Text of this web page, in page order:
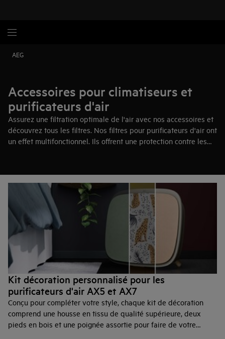
AEG
Accessoires pour climatiseurs et
purificateurs d'air
Assurez une filtration optimale de l'air avec nos accessoires et
découvrez tous les filtres. Nos filtres pour purificateurs d'air ont
un effet multifonctionnel. Ils offrent une protection contre les
Kit décoration personnalisé pour les
purificateurs d'air AX5 et AX7
Conçu pour compléter votre style, chaque kit de décoration
comprend une housse en tissu de qualité supérieure, deux
pieds en bois et une poignée assortie pour faire de votre